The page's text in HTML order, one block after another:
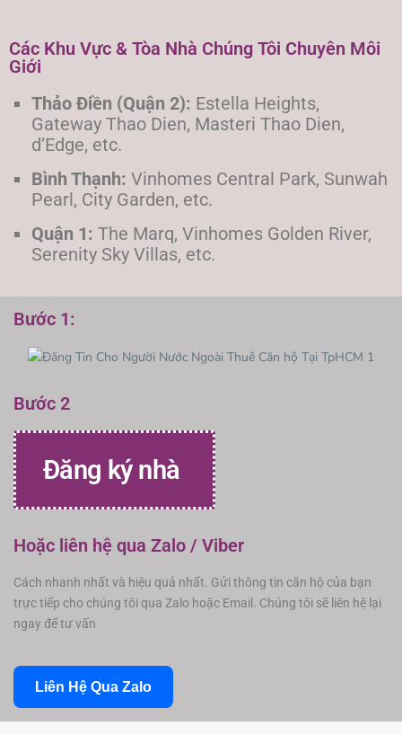
Các Khu Vực & Tòa Nhà Chúng Tôi Chuyên Môi
Giới
Thảo Điền (Quận 2): Estella Heights,
Gateway Thao Dien, Masteri Thao Dien,
d’Edge, etc.
Bình Thạnh: Vinhomes Central Park, Sunwah
Pearl, City Garden, etc.
Quận 1: The Marq, Vinhomes Golden River,
Serenity Sky Villas, etc.
Bước 1:
Bước 2
Đăng ký nhà
Hoặc liên hệ qua Zalo / Viber
Cách nhanh nhất và hiệu quả nhất. Gửi thông tin căn hộ của bạn
trực tiếp cho chúng tôi qua Zalo hoặc Email. Chúng tôi sẽ liên hệ lại
ngay để tư vấn
Liên Hệ Qua Zalo